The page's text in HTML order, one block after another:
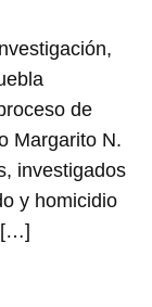
de
Margarito N.
investigados
y homicidio
[…]